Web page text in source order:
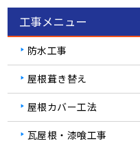
工事メニュー
防水工事
屋根葺き替え
屋根カバー工法
瓦屋根・漆喰工事